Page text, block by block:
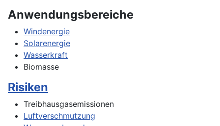
Anwendungsbereiche
Windenergie
Solarenergie
Wasserkraft
Biomasse
Risiken
Treibhausgasemissionen
Luftverschmutzung